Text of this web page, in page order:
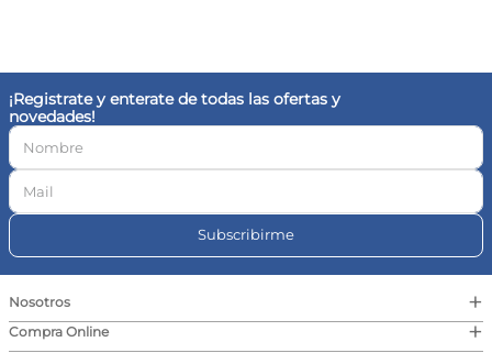
¡Registrate y enterate de todas las ofertas y
novedades!
Subscribirme
Nosotros +
Compra Online
+